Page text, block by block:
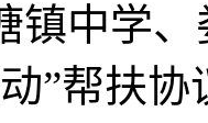
镇中学
”帮扶